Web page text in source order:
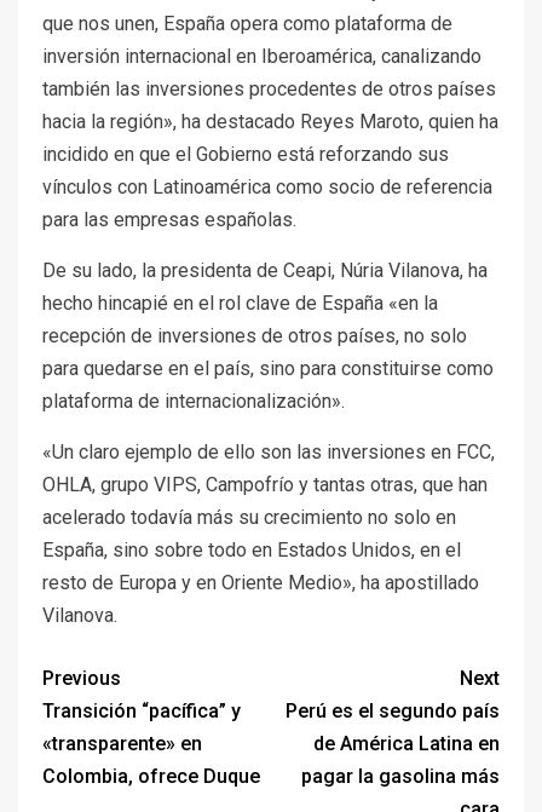
que nos unen, España opera como plataforma de
inversión internacional en Iberoamérica, canalizando
también las inversiones procedentes de otros países
hacia la región», ha destacado Reyes Maroto, quien ha
incidido en que el Gobierno está reforzando sus
vínculos con Latinoamérica como socio de referencia
para las empresas españolas.
De su lado, la presidenta de Ceapi, Núria Vilanova, ha
hecho hincapié en el rol clave de España «en la
recepción de inversiones de otros países, no solo
para quedarse en el país, sino para constituirse como
plataforma de internacionalización».
«Un claro ejemplo de ello son las inversiones en FCC,
OHLA, grupo VIPS, Campofrío y tantas otras, que han
acelerado todavía más su crecimiento no solo en
España, sino sobre todo en Estados Unidos, en el
resto de Europa y en Oriente Medio», ha apostillado
Vilanova.
Previous
Transición “pacífica” y
«transparente» en
Colombia, ofrece Duque
Next
Perú es el segundo país
de América Latina en
pagar la gasolina más